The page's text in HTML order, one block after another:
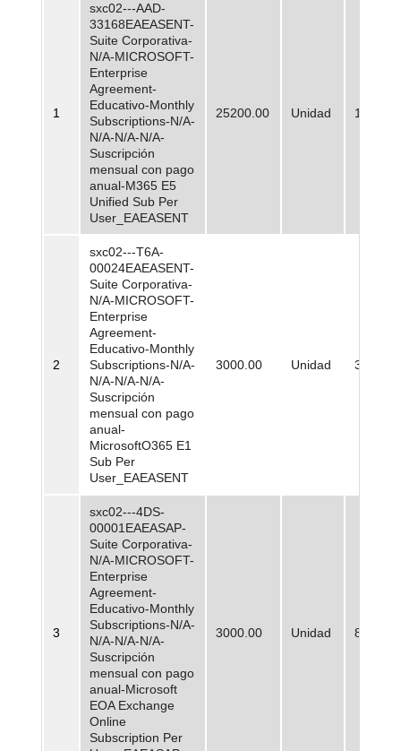
1
sxc02---AAD-
33168EAEASENT-
Suite Corporativa-
N/A-MICROSOFT-
Enterprise
Agreement-
Educativo-Monthly
Subscriptions-N/A-
N/A-N/A-N/A-
Suscripción
mensual con pago
anual-M365 E5
Unified Sub Per
User_EAEASENT
25200.00 Unidad
2
sxc02---T6A-
00024EAEASENT-
Suite Corporativa-
N/A-MICROSOFT-
Enterprise
Agreement-
Educativo-Monthly
Subscriptions-N/A-
N/A-N/A-N/A-
Suscripción
mensual con pago
anual-
MicrosoftO365 E1
Sub Per
User_EAEASENT
3000.00 Unidad
3
sxc02---4DS-
00001EAEASAP-
Suite Corporativa-
N/A-MICROSOFT-
Enterprise
Agreement-
Educativo-Monthly
Subscriptions-N/A-
N/A-N/A-N/A-
Suscripción
mensual con pago
anual-Microsoft
EOA Exchange
Online
Subscription Per
3000.00 Unidad